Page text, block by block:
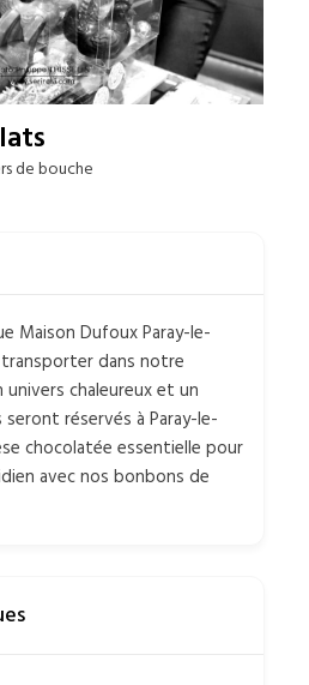
de bouche
Maison Dufoux Paray-le-
dans notre
univers chaleureux et un
réservés à Paray-le-
chocolatée essentielle pour
avec nos bonbons de